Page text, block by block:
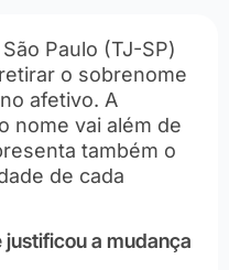
Paulo (TJ-SP)
o sobrenome
afetivo. A
nome vai além de
também o
de cada
a mudança